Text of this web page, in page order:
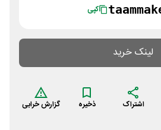
کپی
لینک خرید
اشتراک ذخیره گزارش خرابی